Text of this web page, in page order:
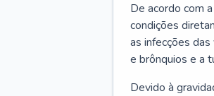
De acordo com
condições
as infecções
e brônquios e a
Devido à